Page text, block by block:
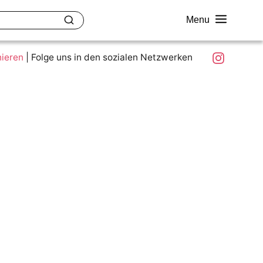
Menu
Was ist colour.education?
Ziele und Mitmachen
Folge uns in den sozialen Netzwerken Instagram